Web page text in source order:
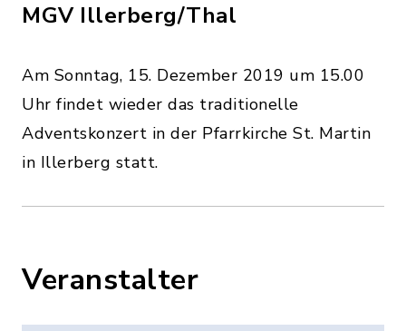
MGV Illerberg/Thal
Am Sonntag, 15. Dezember 2019 um 15.00
Uhr findet wieder das traditionelle
Adventskonzert in der Pfarrkirche St. Martin
in Illerberg statt.
Veranstalter